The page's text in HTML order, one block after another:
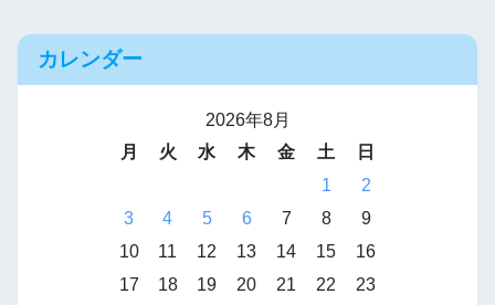
カレンダー
2026年8月
月
火 水 木 金 土
日
1
2
3
4 5 6 7 8
9
10
11 12 13 14 15
16
17
18 19 20 21 22
23